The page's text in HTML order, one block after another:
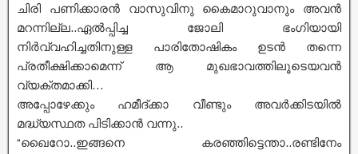
ചിരി പണിക്കാരൻ വാസുവിനു കൈമാറുവാനും അവൻ
മറന്നില്ല..ഏൽപ്പിച്ച ജോലി ഭംഗിയായി
നിർവ്വഹിച്ചതിനുള്ള പാരിതോഷികം ഉടൻ തന്നെ
പ്രതീക്ഷിക്കാമെന്ന് ആ മുഖഭാവത്തിലൂടെയവൻ
വ്യക്തമാക്കി…
അപ്പോഴേക്കും ഹമീദ്ക്കാ വീണ്ടും അവർക്കിടയിൽ
മദ്ധ്യസ്ഥത പിടിക്കാൻ വന്നു..
“ഖൈറോ..ഇങ്ങനെ കരഞ്ഞിട്ടെന്താ..രണ്ടിനേം